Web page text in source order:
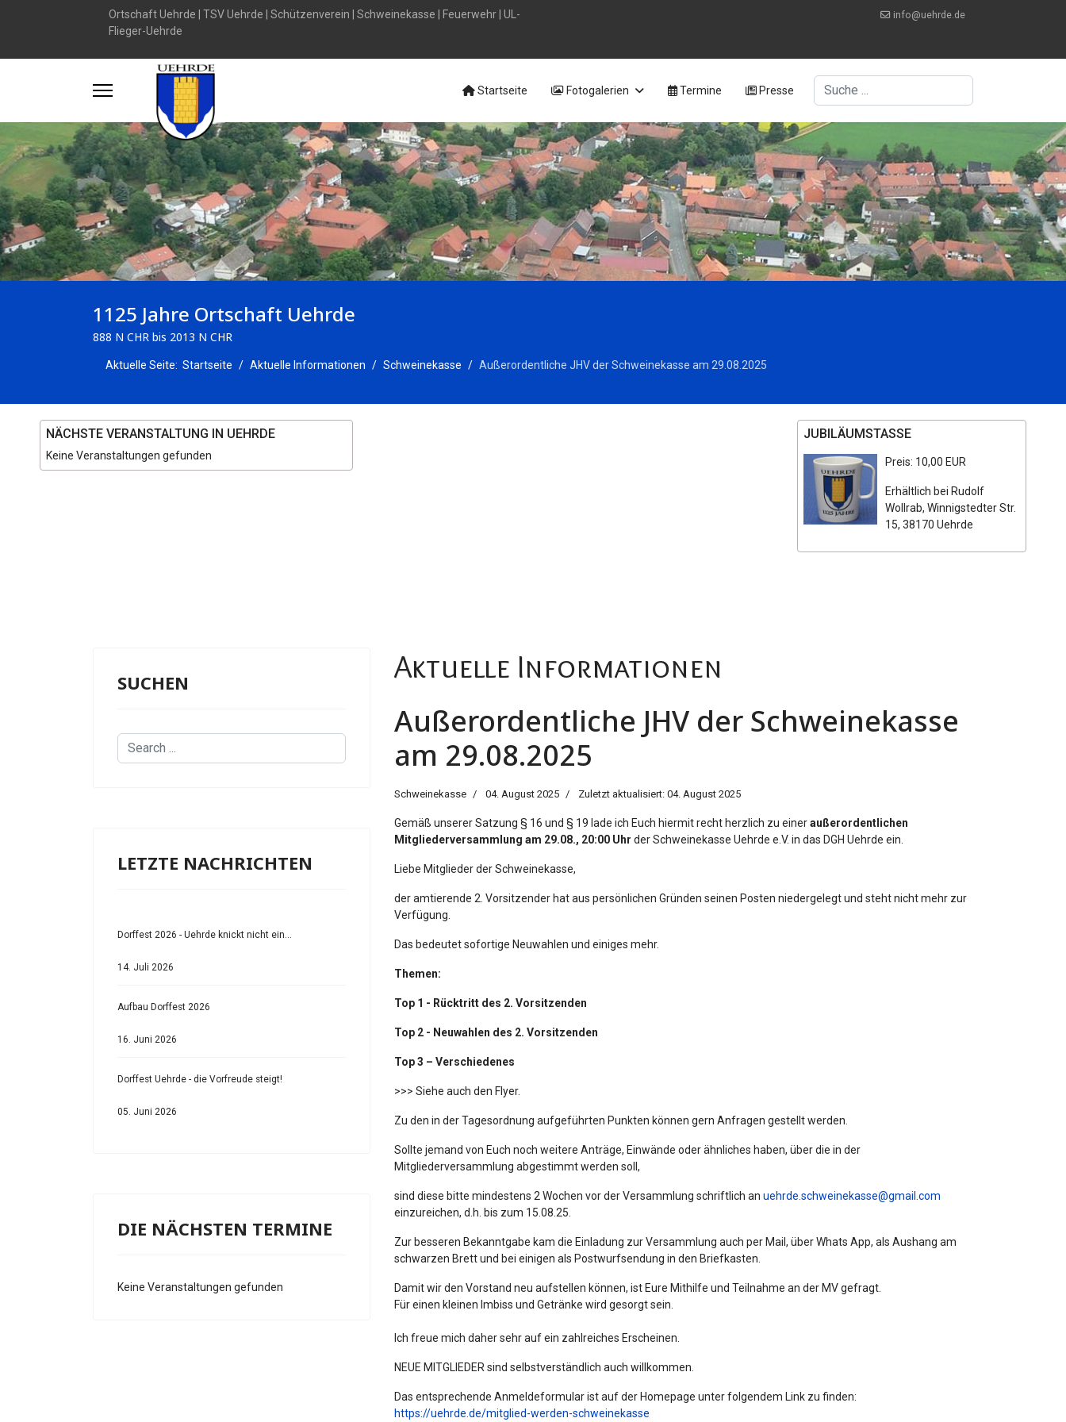
Ortschaft Uehrde TSV Uehrde Schützenverein Schweinekasse Feuerwehr UL-
Flieger-Uehrde
info@uehrde.de
Startseite Fotogalerien Termine Presse
Suchen
1125 Jahre Ortschaft Uehrde
888 N CHR bis 2013 N CHR
Aktuelle Seite: Startseite Aktuelle Informationen Schweinekasse Außerordentliche JHV der Schweinekasse am 29.08.2025
NÄCHSTE VERANSTALTUNG IN UEHRDE
Keine Veranstaltungen gefunden
JUBILÄUMSTASSE
Preis: 10,00 EUR
Erhältlich bei Rudolf
Wollrab, Winnigstedter Str.
15, 38170 Uehrde
SUCHEN
Search
LETZTE NACHRICHTEN
Dorffest 2026 - Uehrde knickt nicht ein...
14. Juli 2026
Aufbau Dorffest 2026
16. Juni 2026
Dorffest Uehrde - die Vorfreude steigt!
05. Juni 2026
DIE NÄCHSTEN TERMINE
Keine Veranstaltungen gefunden
Aktuelle Informationen
Außerordentliche JHV der Schweinekasse
am 29.08.2025
Schweinekasse 04. August 2025 Zuletzt aktualisiert: 04. August 2025
Gemäß unserer Satzung § 16 und § 19 lade ich Euch hiermit recht herzlich zu eineraußerordentlichen
Mitgliederversammlung am 29.08., 20:00 Uhr der Schweinekasse Uehrde e.V. in das DGH Uehrde ein.
Liebe Mitglieder der Schweinekasse,
der amtierende 2. Vorsitzender hat aus persönlichen Gründen seinen Posten niedergelegt und steht nicht mehr zur
Verfügung.
Das bedeutet sofortige Neuwahlen und einiges mehr.
Themen:
Top 1 - Rücktritt des 2. Vorsitzenden
Top 2 - Neuwahlen des 2. Vorsitzenden
Top 3 – Verschiedenes
>>> Siehe auch den Flyer.
Zu den in der Tagesordnung aufgeführten Punkten können gern Anfragen gestellt werden.
Sollte jemand von Euch noch weitere Anträge, Einwände oder ähnliches haben, über die in der
Mitgliederversammlung abgestimmt werden soll,
sind diese bitte mindestens 2 Wochen vor der Versammlung schriftlich an uehrde.schweinekasse@gmail.com
einzureichen, d.h. bis zum 15.08.25.
Zur besseren Bekanntgabe kam die Einladung zur Versammlung auch per Mail, über Whats App, als Aushang am
schwarzen Brett und bei einigen als Postwurfsendung in den Briefkasten.
Damit wir den Vorstand neu aufstellen können, ist Eure Mithilfe und Teilnahme an der MV gefragt.
Für einen kleinen Imbiss und Getränke wird gesorgt sein.
Ich freue mich daher sehr auf ein zahlreiches Erscheinen.
NEUE MITGLIEDER sind selbstverständlich auch willkommen.
Das entsprechende Anmeldeformular ist auf der Homepage unter folgendem Link zu finden:
https://uehrde.de/mitglied-werden-schweinekasse